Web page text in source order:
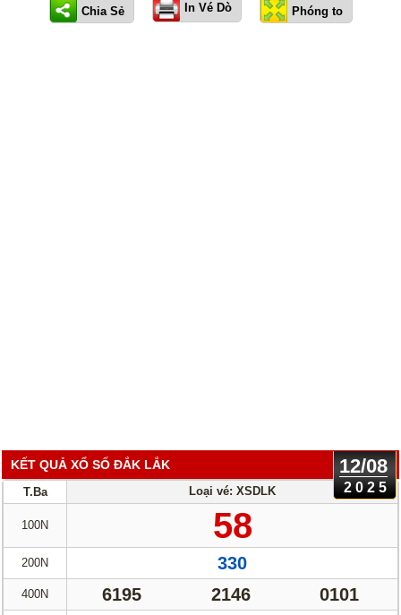
In Vé Dò
KẾT QUẢ XỔ SỐ ĐẮK LẮK 12/08
2025
T.Ba Loại vé: XSDLK
100N 58
200N 330
400N 6195 2146 0101